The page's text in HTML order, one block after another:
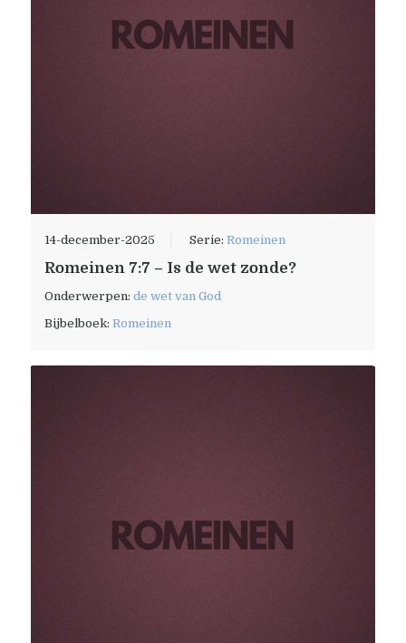
14-december-2025 Serie:Romeinen
Romeinen 7:7 – Is de wet zonde?
Onderwerpen:de wet van God
Bijbelboek:Romeinen